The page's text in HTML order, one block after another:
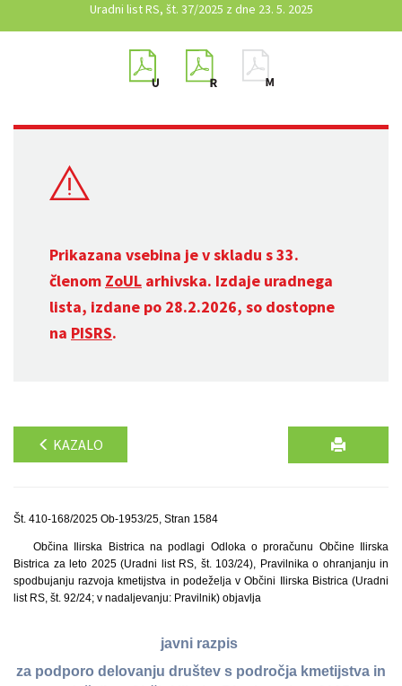
Uradni list RS, št. 37/2025 z dne 23. 5. 2025
Prikazana vsebina je v skladu s 33.
členom ZoUL arhivska. Izdaje uradnega
lista, izdane po 28.2.2026, so dostopne
na PISRS.
KAZALO
Št. 410-168/2025 Ob-1953/25, Stran 1584
Občina Ilirska Bistrica na podlagi Odloka o proračunu Občine Ilirska
Bistrica za leto 2025 (Uradni list RS, št. 103/24), Pravilnika o ohranjanju in
spodbujanju razvoja kmetijstva in podeželja v Občini Ilirska Bistrica (Uradni
list RS, št. 92/24; v nadaljevanju: Pravilnik) objavlja
javni razpis
za podporo delovanju društev s področja kmetijstva in